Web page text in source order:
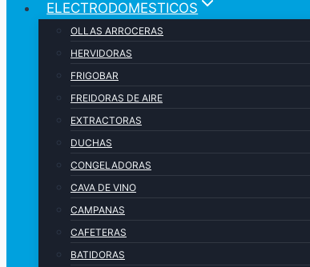
ELECTRODOMESTICOS
OLLAS ARROCERAS
HERVIDORAS
FRIGOBAR
FREIDORAS DE AIRE
EXTRACTORAS
DUCHAS
CONGELADORAS
CAVA DE VINO
CAMPANAS
CAFETERAS
BATIDORAS